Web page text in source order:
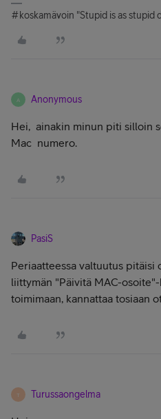
#koskamävoin "Stupid is as stupid
A Anonymous
Hei, ainakin minun piti silloin
Mac numero.
PasiS
Periaatteessa valtuutus pitäisi
liittymän "Päivitä MAC-
toimimaan, kannattaa tosiaan
T Turussaongelma